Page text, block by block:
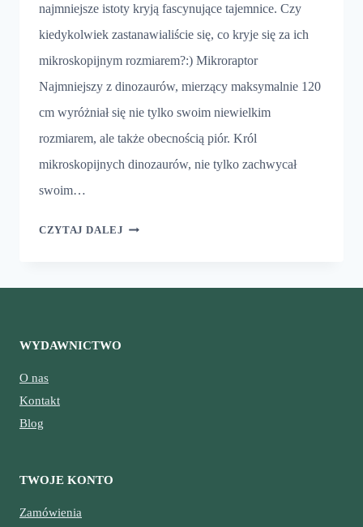
najmniejsze istoty kryją fascynujące tajemnice. Czy
kiedykolwiek zastanawialiście się, co kryje się za ich
mikroskopijnym rozmiarem?:) Mikroraptor
Najmniejszy z dinozaurów, mierzący maksymalnie 120
cm wyróżniał się nie tylko swoim niewielkim
rozmiarem, ale także obecnością piór. Król
mikroskopijnych dinozaurów, nie tylko zachwycał
swoim…
CZYTAJ DALEJ KTÓRY
NAJMNIEJSZY?
WYDAWNICTWO
O nas
Kontakt
Blog
TWOJE KONTO
Zamówienia